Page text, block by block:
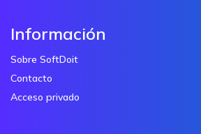
Información
Sobre SoftDoit
Contacto
Acceso privado